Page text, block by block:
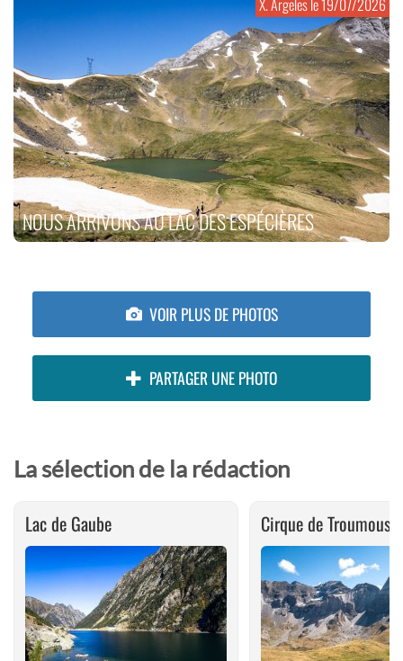
NOUS ARRIVONS AU LAC DES ESPÉCIÈRES
X. Argeles le19/07/2026
VOIR PLUS DE PHOTOS
PARTAGER UNE PHOTO
La sélection de la rédaction
Lac de Gaube Cirque de Troumouse